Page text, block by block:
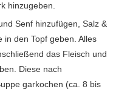
hinzugeben.
in den Topf geben. Alles
das Fleisch und
Diese nach
garkochen (ca. 8 bis